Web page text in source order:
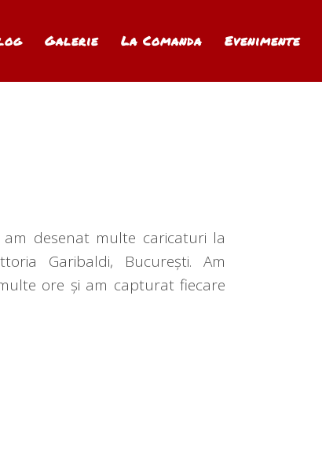
Galerie La Comanda Evenimente
desenat multe caricaturi la
Garibaldi, București. Am
ore și am capturat fiecare